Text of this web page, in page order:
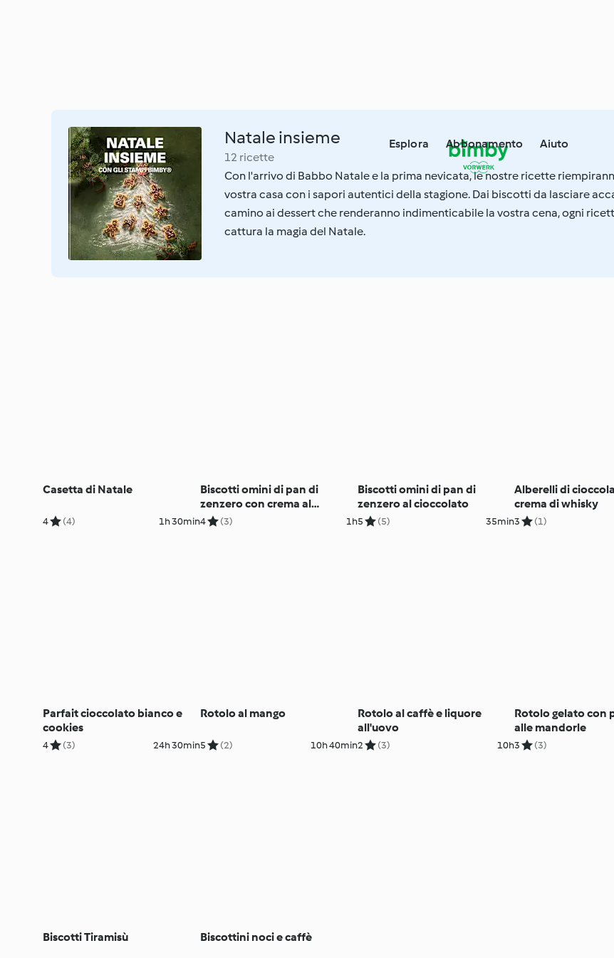
Esplora Abbonamento Aiuto
Natale insieme
12 ricette
Con l'arrivo di Babbo Natale e la prima nevicata, le nostre ricette
vostra casa con i sapori autentici della stagione. Dai biscotti da lasciare
camino ai dessert che renderanno indimenticabile la vostra cena, ogni
cattura la magia del Natale.
Casetta di Natale
4 (4) 1h 30min
Biscotti omini di pan di
zenzero con crema al
caramello
4 (3) 1h
Biscotti omini di pan di
zenzero al cioccolato
5 (5) 35min
Alberelli di
crema di whisky
3 (1)
Parfait cioccolato bianco e
cookies
4 (3) 24h 30min
Rotolo al mango
5 (2) 10h 40min
Rotolo al caffè e liquore
all'uovo
2 (3) 10h
Rotolo gelato con
alle mandorle
3 (3)
Biscotti Tiramisù Biscottini noci e caffè